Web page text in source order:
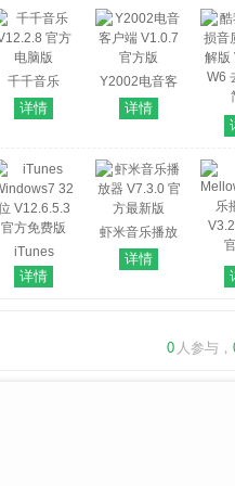
千千音乐
V12.2.8 官方
电脑版
详情
Y2002电音客
户端 V1.0.7 官
方版
详情
酷
音质
版
W6
iTunes
Windows7 32
位 V12.6.5.3
详情
虾米音乐播放
器 V7.3.0 官方
最新版
详情
乐
0 人参与，